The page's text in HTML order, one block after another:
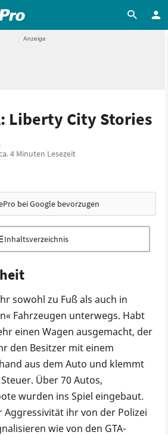
Liberty City Stories
4 Minuten Lesezeit
bei Google bevorzugen
Inhaltsverzeichnis
sowohl zu Fuß als auch in
Fahrzeugen unterwegs. Habt
einen Wagen ausgemacht, der
den Besitzer mit einem
aus dem Auto und klemmt
Über 70 Autos,
wurden ins Spiel eingebaut.
Aggressivität ihr von der Polizei
wie von den GTA-